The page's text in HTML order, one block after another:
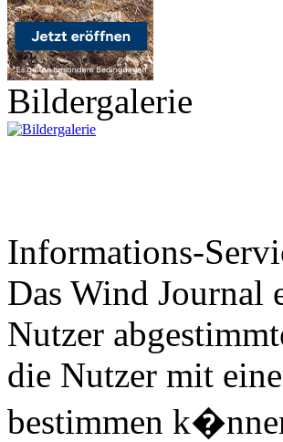
Bildergalerie
Informations-
Das Wind Journal
Nutzer
die Nutzer mit
bestimmen